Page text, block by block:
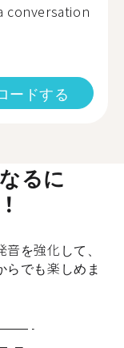
conversation
ードする
るに
を強化して、
でも楽しめま